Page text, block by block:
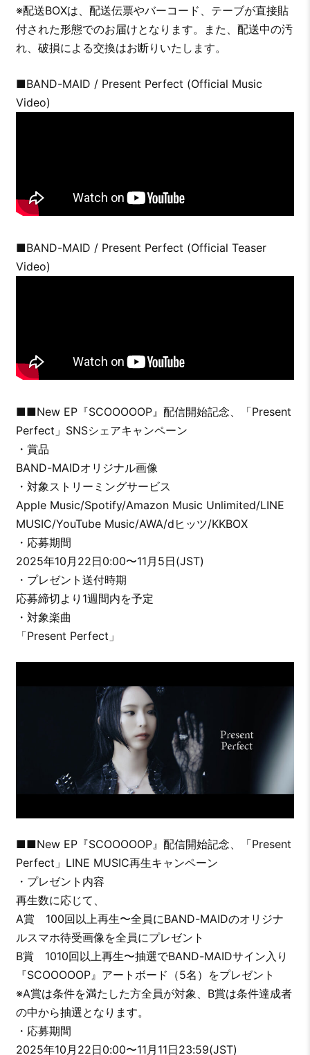
※配送BOXは、配送伝票やバーコード、テーブが直接貼
付された形態でのお届けとなります。また、配送中の汚
れ、破損による交換はお断りいたします。
■BAND-MAID / Present Perfect (Official Music
Video)
■BAND-MAID / Present Perfect (Official Teaser
Video)
■■New EP『SCOOOOOP』配信開始記念、「Present
Perfect」SNSシェアキャンペーン
・賞品
BAND-MAIDオリジナル画像
・対象ストリーミングサービス
Apple Music/Spotify/Amazon Music Unlimited/LINE
MUSIC/YouTube Music/AWA/dヒッツ/KKBOX
・応募期間
2025年10月22日0:00〜11月5日(JST)
・プレゼント送付時期
応募締切より1週間内を予定
・対象楽曲
「Present Perfect」
■■New EP『SCOOOOOP』配信開始記念、「Present
Perfect」LINE MUSIC再生キャンペーン
・プレゼント内容
再生数に応じて、
A賞 100回以上再生〜全員にBAND-MAIDのオリジナ
ルスマホ待受画像を全員にプレゼント
B賞 1010回以上再生〜抽選でBAND-MAIDサイン入り
『SCOOOOOP』アートボード（5名）をプレゼント
※A賞は条件を満たした方全員が対象、B賞は条件達成者
の中から抽選となります。
・応募期間
2025年10月22日0:00〜11月11日23:59(JST)